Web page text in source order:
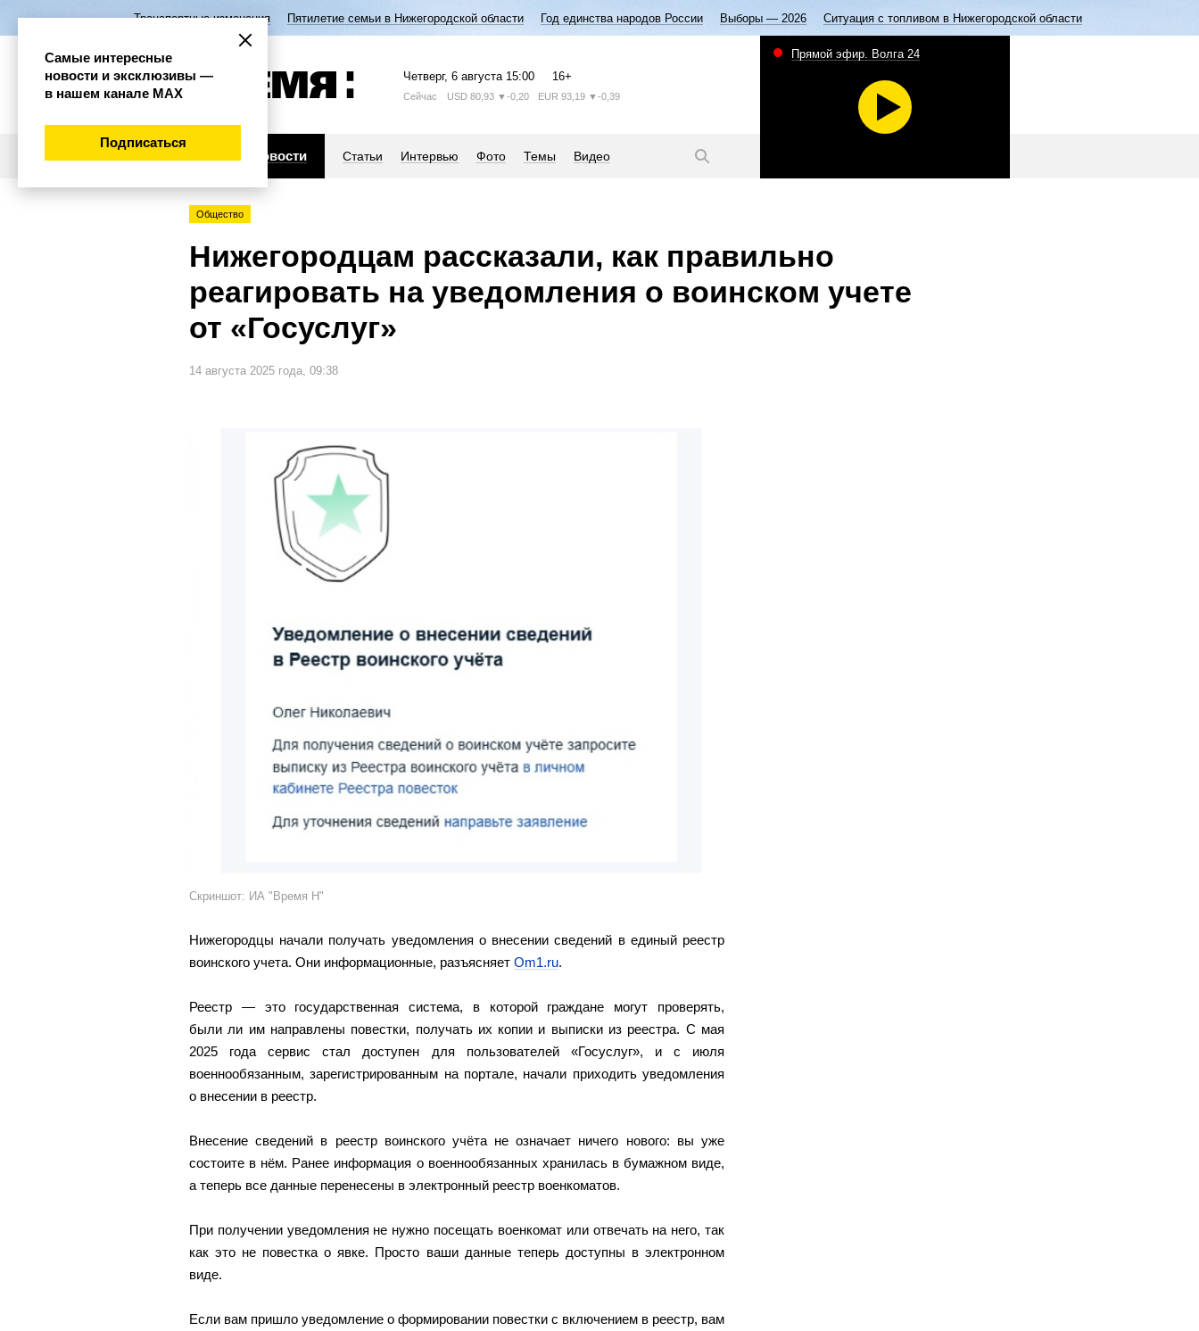
Транспортные изменения Пятилетие семьи в Нижегородской области Год единства народов России Выборы — 2026 Ситуация с топливом в Нижегородской области
Четверг, 6 августа 15:00 16+
Сейчас USD 80,93 ▼-0,20 EUR 93,19 ▼-0,39
Новости Статьи Интервью Фото Темы Видео
Прямой эфир. Волга 24
Общество
Нижегородцам рассказали, как правильно
реагировать на уведомления о воинском учете
от «Госуслуг»
14 августа 2025 года, 09:38
Скриншот: ИА "Время Н"
Нижегородцы начали получать уведомления о внесении сведений в единый реестр
воинского учета. Они информационные, разъясняет Om1.ru.
Реестр — это государственная система, в которой граждане могут проверять,
были ли им направлены повестки, получать их копии и выписки из реестра. С мая
2025 года сервис стал доступен для пользователей «Госуслуг», и с июля
военнообязанным, зарегистрированным на портале, начали приходить уведомления
о внесении в реестр.
Внесение сведений в реестр воинского учёта не означает ничего нового: вы уже
состоите в нём. Ранее информация о военнообязанных хранилась в бумажном виде,
а теперь все данные перенесены в электронный реестр военкоматов.
При получении уведомления не нужно посещать военкомат или отвечать на него, так
как это не повестка о явке. Просто ваши данные теперь доступны в электронном
виде.
Если вам пришло уведомление о формировании повестки с включением в реестр, вам
Самые интересные
новости и эксклюзивы —
в нашем канале МАХ
Подписаться